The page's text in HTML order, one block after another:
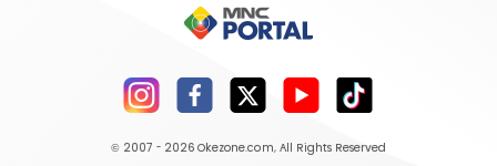
© 2007 - 2026 Okezone.com, All Rights Reserved